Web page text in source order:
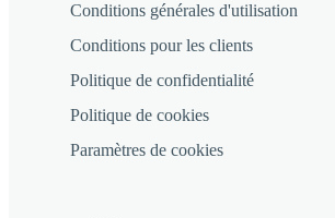
Conditions générales d'utilisation
Conditions pour les clients
Politique de confidentialité
Politique de cookies
Paramètres de cookies